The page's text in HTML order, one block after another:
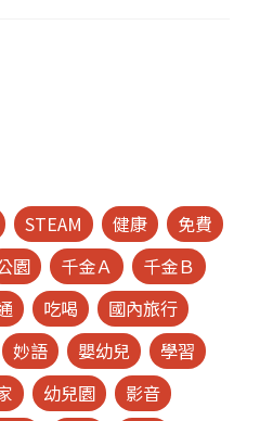
STEAM 健康
免費
園 千金Ａ
千金Ｂ
吃喝
國內旅行
妙語 嬰幼兒
學習
幼兒園
影音